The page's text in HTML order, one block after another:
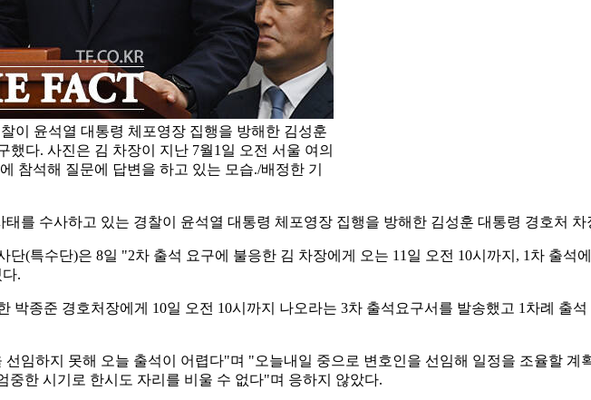
이 윤석열 대통령 체포영장 집행을 방해한 김성훈
다. 사진은 김 차장이 지난 7월1일 오전 서울 여의
참석해 질문에 답변을 하고 있는 모습./배정한 기
태를 수사하고 있는 경찰이 윤석열 대통령 체포영장 집행을 방해한 김성훈 대통령 경호처
(특수단)은 8일 "2차 출석 요구에 불응한 김 차장에게 오는 11일 오전 10시까지, 1차 출석
.
박종준 경호처장에게 10일 오전 10시까지 나오라는 3차 출석요구서를 발송했고 1차례 출
임하지 못해 오늘 출석이 어렵다"며 "오늘내일 중으로 변호인을 선임해 일정을 조율할 계
중한 시기로 한시도 자리를 비울 수 없다"며 응하지 않았다.